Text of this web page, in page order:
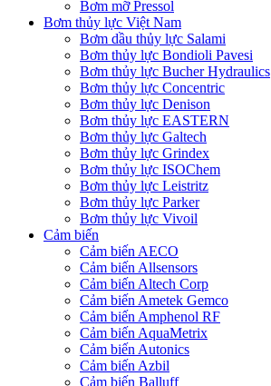
Bơm mỡ Pressol
Bơm thủy lực Việt Nam
Bơm dầu thủy lực Salami
Bơm thủy lực Bondioli Pavesi
Bơm thủy lực Bucher Hydraulics
Bơm thủy lực Concentric
Bơm thủy lực Denison
Bơm thủy lực EASTERN
Bơm thủy lực Galtech
Bơm thủy lực Grindex
Bơm thủy lực ISOChem
Bơm thủy lực Leistritz
Bơm thủy lực Parker
Bơm thủy lực Vivoil
Cảm biến
Cảm biến AECO
Cảm biến Allsensors
Cảm biến Altech Corp
Cảm biến Ametek Gemco
Cảm biến Amphenol RF
Cảm biến AquaMetrix
Cảm biến Autonics
Cảm biến Azbil
Cảm biến Balluff